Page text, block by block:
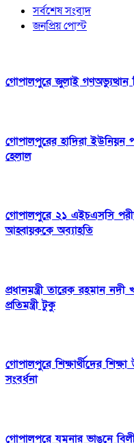
সর্বশেষ সংবাদ
জনপ্রিয় পোস্ট
গোপালপুরে জুলাই
গোপালপুরের হাদিরা ইউনিয়ন
হেলাল
গোপালপুরে ২১ এইচএসসি
আহ্বায়ককে অব্যাহতি
প্রধানমন্ত্রী তারেক রহমান
প্রতিমন্ত্রী টুকু
গোপালপুরে শিক্ষার্থীদের
সংবর্ধনা
গোপালপুরে যমুনার ভাঙনে